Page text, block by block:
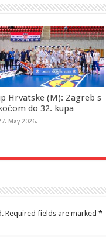
Hrvatske (M): Zagreb s
do 32. kupa
May 2026.
Required fields are marked *